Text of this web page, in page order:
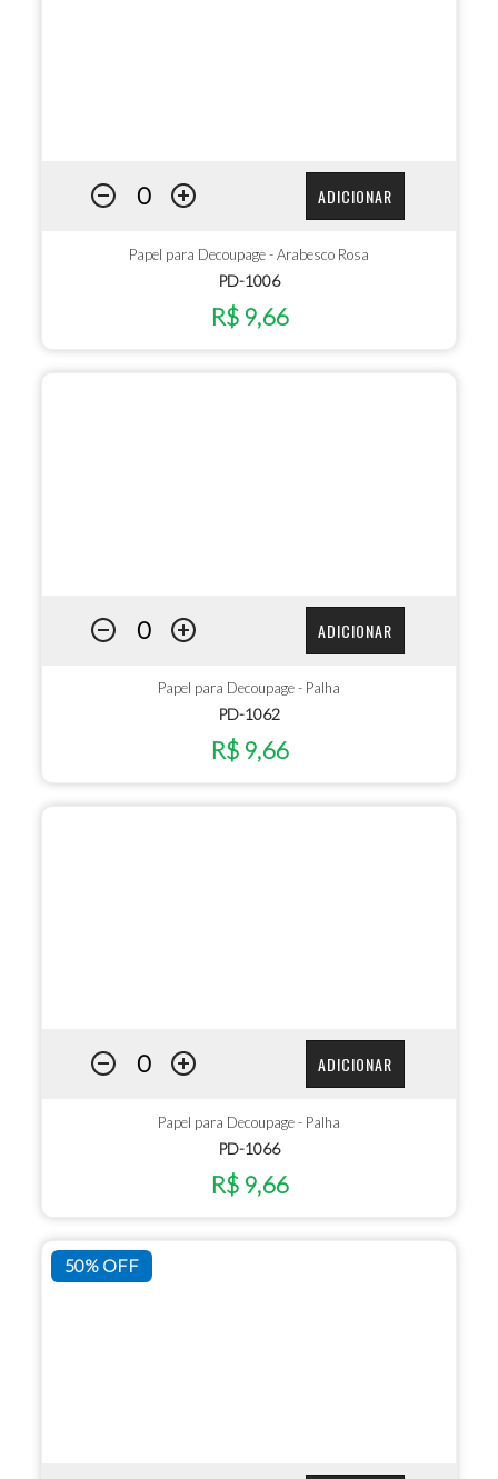
ADICIONAR
Papel para Decoupage - Arabesco Rosa
PD-1006
R$ 9,66
ADICIONAR
Papel para Decoupage - Palha
PD-1062
R$ 9,66
ADICIONAR
Papel para Decoupage - Palha
PD-1066
R$ 9,66
50% OFF